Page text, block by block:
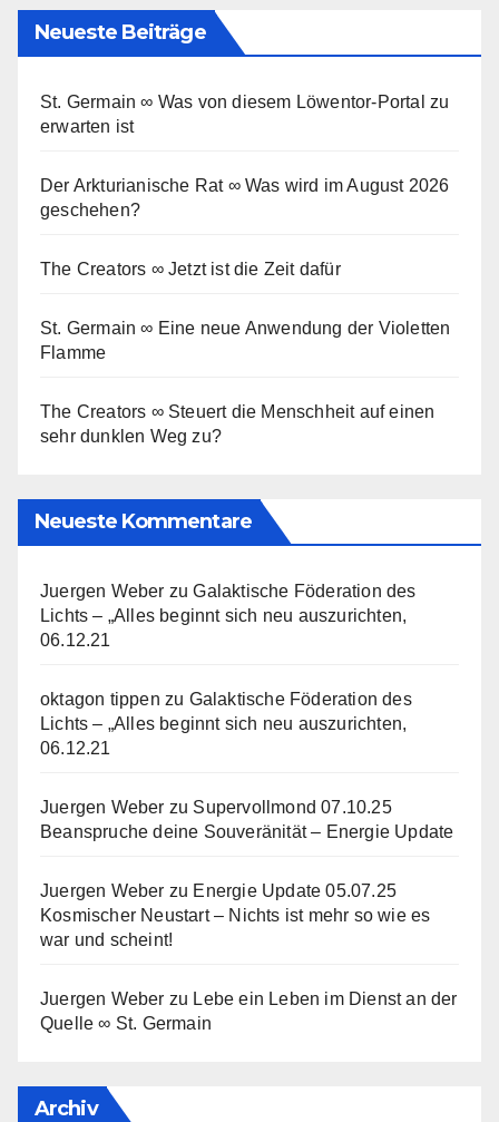
Neueste Beiträge
St. Germain ∞ Was von diesem Löwentor-Portal zu
erwarten ist
Der Arkturianische Rat ∞ Was wird im August 2026
geschehen?
The Creators ∞ Jetzt ist die Zeit dafür
St. Germain ∞ Eine neue Anwendung der Violetten
Flamme
The Creators ∞ Steuert die Menschheit auf einen
sehr dunklen Weg zu?
Neueste Kommentare
Juergen Weber zuGalaktische Föderation des
Lichts – „Alles beginnt sich neu auszurichten,
06.12.21
oktagon tippen zu Galaktische Föderation des
Lichts – „Alles beginnt sich neu auszurichten,
06.12.21
Juergen Weber zu Supervollmond 07.10.25
Beanspruche deine Souveränität – Energie Update
Juergen Weber zu Energie Update 05.07.25
Kosmischer Neustart – Nichts ist mehr so wie es
war und scheint!
Juergen Weber zu Lebe ein Leben im Dienst an der
Quelle ∞ St. Germain
Archiv